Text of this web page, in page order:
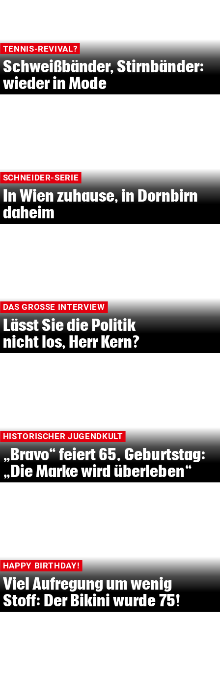
TENNIS-REVIVAL?
Schweißbänder, Stirnbänder:
wieder in Mode
SCHNEIDER-SERIE
In Wien zuhause, in Dornbirn
daheim
DAS GROSSE INTERVIEW
Lässt Sie die Politik
nicht los, Herr Kern?
HISTORISCHER JUGENDKULT
„Bravo“ feiert 65. Geburtstag:
„Die Marke wird überleben“
HAPPY BIRTHDAY!
Viel Aufregung um wenig
Stoff: Der Bikini wurde 75!